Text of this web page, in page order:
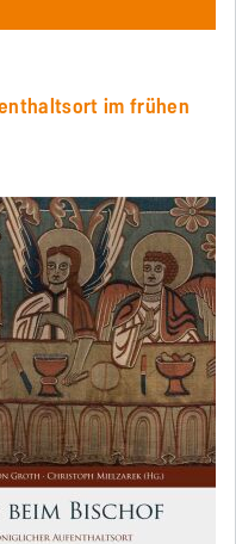
im frühen